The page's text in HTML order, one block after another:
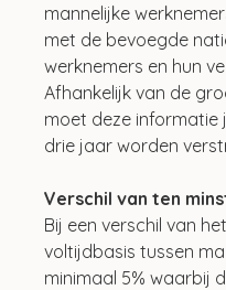
mannelijke
met de bevoegde
werknemers en hun
Afhankelijk van de
moet deze informatie
drie jaar worden
Verschil van ten
Bij een verschil van
voltijdbasis tussen
minimaal 5% waarbij